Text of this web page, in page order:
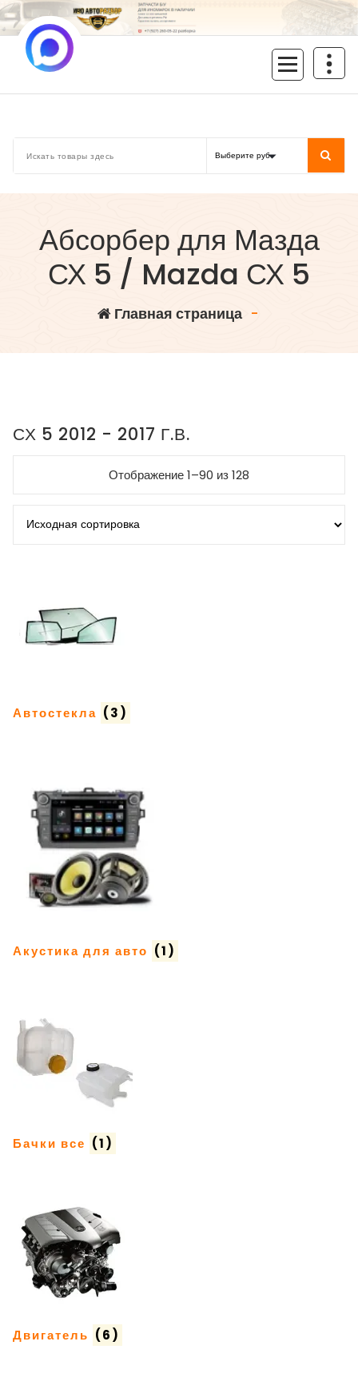
Перейти
к
содержимому
Абсорбер для Мазда
СХ 5 / Mazda СХ 5
Главная страница-
СХ 5 2012 - 2017 Г.В.
Отображение 1–90 из 128
Автостекла (3)
Акустика для авто (1)
Бачки все (1)
Двигатель (6)